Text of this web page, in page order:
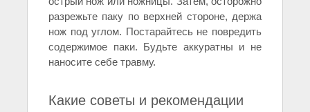
разрежьте паку по верхней стороне, держа
нож под углом. Постарайтесь не повредить
содержимое паки. Будьте аккуратны и не
наносите себе травму.
Какие советы и рекомендации